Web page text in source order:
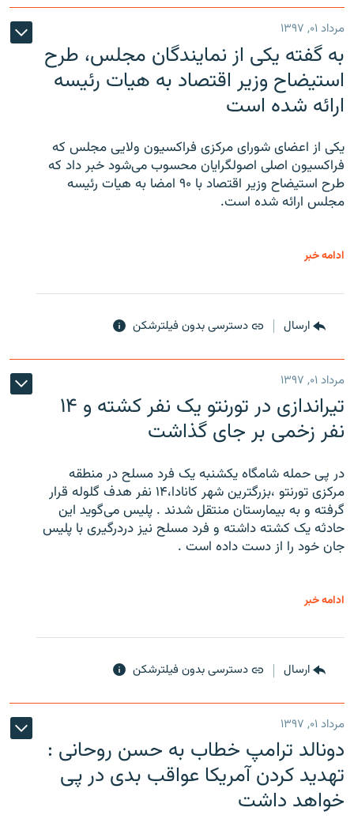
مرداد ۰۱, ۱۳۹۷
به گفته یکی از نمایندگان مجلس، طرح
استیضاح وزیر اقتصاد به هیات رئیسه
ارائه شده است
یکی از اعضای شورای مرکزی فراکسیون ولایی مجلس که
فراکسیون اصلی اصولگرایان محسوب می‌شود خبر داد که
طرح استیضاح وزیر اقتصاد با ۹۰ امضا به هیات رئیسه
مجلس ارائه شده است.
ادامه خبر
ارسال دسترسی بدون فیلترشکن
مرداد ۰۱, ۱۳۹۷
تیراندازی در تورنتو یک نفر کشته و ۱۴
نفر زخمی بر جای گذاشت
در پی حمله شامگاه یکشنبه یک فرد مسلح در منطقه
مرکزی تورنتو ،‌بزرگترین شهر کانادا،۱۴ نفر هدف گلوله قرار
گرفته و به بیمارستان منتقل شدند . پلیس می‌گوید این
حادثه یک کشته داشته و فرد مسلح نیز دردرگیری با پلیس
جان خود را از دست داده است .
ادامه خبر
ارسال دسترسی بدون فیلترشکن
مرداد ۰۱, ۱۳۹۷
دونالد ترامپ خطاب به حسن روحانی :
تهدید کردن آمریکا عواقب بدی در پی
خواهد داشت